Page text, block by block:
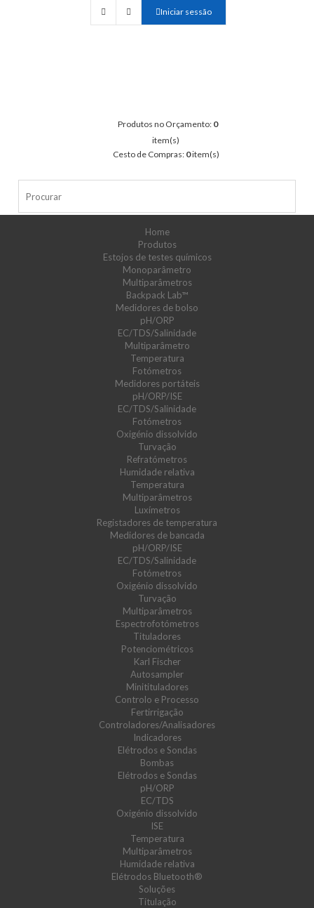
Iniciar sessão
Produtos no Orçamento: 0
item(s)
Cesto de Compras: 0item(s)
Home
Produtos
Estojos de testes químicos
Monoparâmetro
Multiparâmetros
Backpack Lab™
Medidores de bolso
pH/ORP
EC/TDS/Salinidade
Multiparâmetro
Temperatura
Fotómetros
Medidores portáteis
pH/ORP/ISE
EC/TDS/Salinidade
Fotómetros
Oxigénio dissolvido
Turvação
Refratómetros
Humidade relativa
Temperatura
Multiparâmetros
Luxímetros
Registadores de temperatura
Medidores de bancada
pH/ORP/ISE
EC/TDS/Salinidade
Fotómetros
Oxigénio dissolvido
Turvação
Multiparâmetros
Espectrofotómetros
Tituladores
Potenciométricos
Karl Fischer
Autosampler
Minitituladores
Controlo e Processo
Fertirrigação
Controladores/Analisadores
Indicadores
Elétrodos e Sondas
Bombas
Elétrodos e Sondas
pH/ORP
EC/TDS
Oxigénio dissolvido
ISE
Temperatura
Multiparâmetros
Humidade relativa
Elétrodos Bluetooth®
Soluções
Titulação